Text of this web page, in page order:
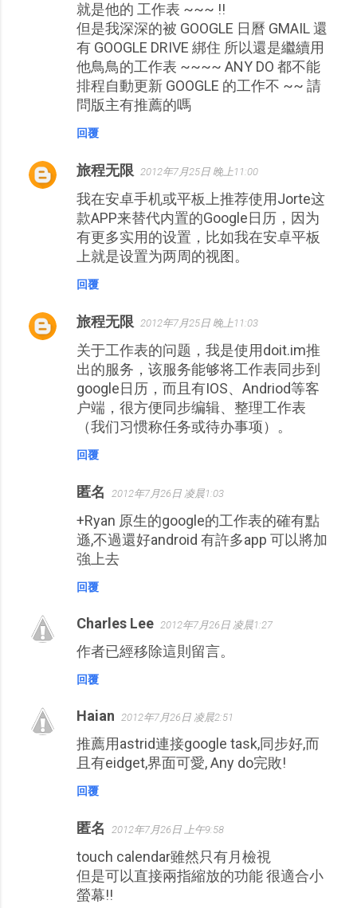
就是他的 工作表 ~~~ !!
但是我深深的被 GOOGLE 日曆 GMAIL 還
有 GOOGLE DRIVE 綁住 所以還是繼續用
他鳥鳥的工作表 ~~~~ ANY DO 都不能
排程自動更新 GOOGLE 的工作不 ~~ 請
問版主有推薦的嗎
回覆
旅程无限 2012年7月25日 晚上11:00
我在安卓手机或平板上推荐使用Jorte这
款APP来替代内置的Google日历，因为
有更多实用的设置，比如我在安卓平板
上就是设置为两周的视图。
回覆
旅程无限 2012年7月25日 晚上11:03
关于工作表的问题，我是使用doit.im推
出的服务，该服务能够将工作表同步到
google日历，而且有IOS、Andriod等客
户端，很方便同步编辑、整理工作表
（我们习惯称任务或待办事项）。
回覆
匿名 2012年7月26日 凌晨1:03
+Ryan 原生的google的工作表的確有點
遜,不過還好android 有許多app 可以將加
強上去
回覆
Charles Lee 2012年7月26日 凌晨1:27
作者已經移除這則留言。
回覆
Haian 2012年7月26日 凌晨2:51
推薦用astrid連接google task,同步好,而
且有eidget,界面可愛, Any do完敗!
回覆
匿名 2012年7月26日 上午9:58
touch calendar雖然只有月檢視
但是可以直接兩指縮放的功能 很適合小
螢幕!!